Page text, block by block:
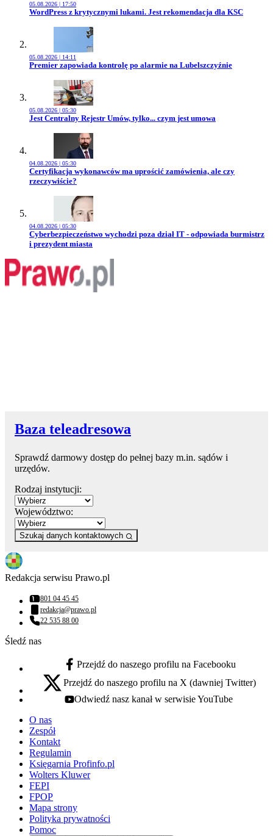
05.08.2026 | 17:50
Przejdź do artykułu:
WordPress z krytycznymi lukami. Jest rekomendacja dla KSC
05.08.2026 | 14:11
Przejdź do artykułu:
Premier zapowiada kontrolę po alarmie na Lubelszczyźnie
05.08.2026 | 05:30
Przejdź do artykułu:
Jest Centralny Rejestr Umów, tylko... czym jest umowa
04.08.2026 | 05:30
Przejdź do artykułu:
Certyfikacja wykonawców ma uprościć zamówienia, ale czy
rzeczywiście?
04.08.2026 | 05:30
Przejdź do artykułu:
Cyberbezpieczeństwo wychodzi poza dział IT - odpowiada burmistrz
i prezydent miasta
Baza teleadresowa
Sprawdź darmowy dostęp do pełnej bazy m.in. sądów i
urzędów.
Rodzaj instytucji:
Województwo:
Szukaj danych kontaktowych
Redakcja serwisu Prawo.pl
Numer telefonu:
801 04 45 45
Adres email:
redakcja@prawo.pl
Numer telefonu:
22 535 88 00
Śledź nas
facebook - otwiera się w nowej karcie
Przejdź do naszego profilu na Facebooku
x - otwiera się w nowej karcie
Przejdź do naszego profilu na X (dawniej Twitter)
youtube - otwiera się w nowej karcie
Odwiedź nasz kanał w serwisie YouTube
O nas
Zespół
Kontakt
Regulamin
Księgarnia Profinfo.pl
Wolters Kluwer
FEPI
FPOP
Mapa strony
Polityka prywatności
Pomoc